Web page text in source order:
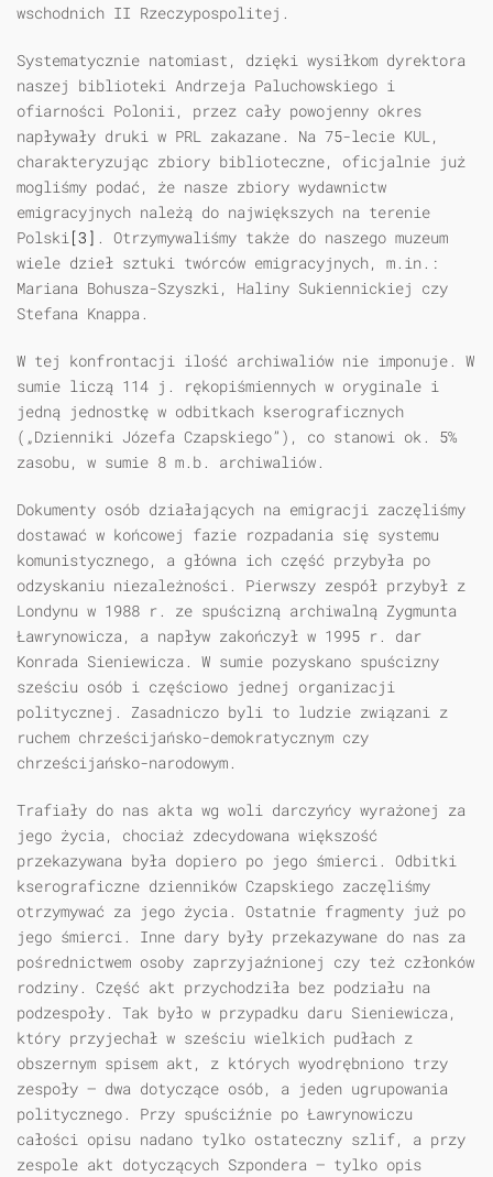
wschodnich II Rzeczypospolitej.
Systematycznie natomiast, dzięki wysiłkom dyrektora
naszej biblioteki Andrzeja Paluchowskiego i
ofiarności Polonii, przez cały powojenny okres
napływały druki w PRL zakazane. Na 75-lecie KUL,
charakteryzując zbiory biblioteczne, oficjalnie już
mogliśmy podać, że nasze zbiory wydawnictw
emigracyjnych należą do największych na terenie
Polski[3] . Otrzymywaliśmy także do naszego muzeum
wiele dzieł sztuki twórców emigracyjnych, m.in.:
Mariana Bohusza-Szyszki, Haliny Sukiennickiej czy
Stefana Knappa.
W tej konfrontacji ilość archiwaliów nie imponuje. W
sumie liczą 114 j. rękopiśmiennych w oryginale i
jedną jednostkę w odbitkach kserograficznych
(„Dzienniki Józefa Czapskiego”), co stanowi ok. 5%
zasobu, w sumie 8 m.b. archiwaliów.
Dokumenty osób działających na emigracji zaczęliśmy
dostawać w końcowej fazie rozpadania się systemu
komunistycznego, a główna ich część przybyła po
odzyskaniu niezależności. Pierwszy zespół przybył z
Londynu w 1988 r. ze spuścizną archiwalną Zygmunta
Ławrynowicza, a napływ zakończył w 1995 r. dar
Konrada Sieniewicza. W sumie pozyskano spuścizny
sześciu osób i częściowo jednej organizacji
politycznej. Zasadniczo byli to ludzie związani z
ruchem chrześcijańsko-demokratycznym czy
chrześcijańsko-narodowym.
Trafiały do nas akta wg woli darczyńcy wyrażonej za
jego życia, chociaż zdecydowana większość
przekazywana była dopiero po jego śmierci. Odbitki
kserograficzne dzienników Czapskiego zaczęliśmy
otrzymywać za jego życia. Ostatnie fragmenty już po
jego śmierci. Inne dary były przekazywane do nas za
pośrednictwem osoby zaprzyjaźnionej czy też członków
rodziny. Część akt przychodziła bez podziału na
podzespoły. Tak było w przypadku daru Sieniewicza,
który przyjechał w sześciu wielkich pudłach z
obszernym spisem akt, z których wyodrębniono trzy
zespoły — dwa dotyczące osób, a jeden ugrupowania
politycznego. Przy spuściźnie po Ławrynowiczu
całości opisu nadano tylko ostateczny szlif, a przy
zespole akt dotyczących Szpondera — tylko opis